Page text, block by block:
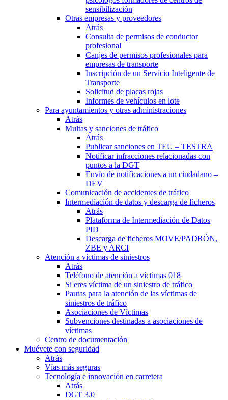
sensibilización
Otras empresas y proveedores
Atrás
Consulta de permisos de conductor
profesional
Canjes de permisos profesionales para
empresas de transporte
Inscripción de un Servicio Inteligente de
Transporte
Solicitud de placas rojas
Informes de vehículos en lote
Para ayuntamientos y otras administraciones
Atrás
Multas y sanciones de tráfico
Atrás
Publicar sanciones en TEU – TESTRA
Notificar infracciones relacionadas con
puntos a la DGT
Envío de notificaciones a un ciudadano –
DEV
Comunicación de accidentes de tráfico
Intermediación de datos y descarga de ficheros
Atrás
Plataforma de Intermediación de Datos
PID
Descarga de ficheros MOVE/PADRÓN,
ZBE y ARCI
Atención a víctimas de siniestros
Atrás
Teléfono de atención a víctimas 018
Si eres víctima de un siniestro de tráfico
Pautas para la atención de las víctimas de
siniestros de tráfico
Asociaciones de Víctimas
Subvenciones destinadas a asociaciones de
víctimas
Centro de documentación
Muévete con seguridad
Atrás
Vías más seguras
Tecnología e innovación en carretera
Atrás
DGT 3.0